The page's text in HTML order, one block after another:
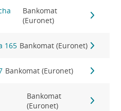
Bankomat
(Euronet)
165 Bankomat (Euronet)
Bankomat (Euronet)
Bankomat
(Euronet)